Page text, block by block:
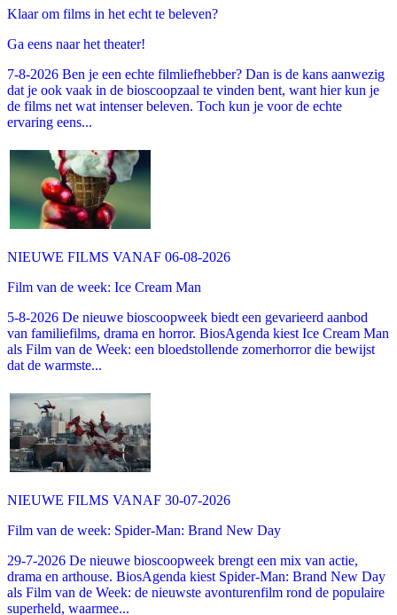
Klaar om films in het echt te beleven?
Ga eens naar het theater!
7-8-2026 Ben je een echte filmliefhebber? Dan is de kans aanwezig
dat je ook vaak in de bioscoopzaal te vinden bent, want hier kun je
de films net wat intenser beleven. Toch kun je voor de echte
ervaring eens...
NIEUWE FILMS VANAF 06-08-2026
Film van de week: Ice Cream Man
5-8-2026 De nieuwe bioscoopweek biedt een gevarieerd aanbod
van familiefilms, drama en horror. BiosAgenda kiest Ice Cream Man
als Film van de Week: een bloedstollende zomerhorror die bewijst
dat de warmste...
NIEUWE FILMS VANAF 30-07-2026
Film van de week: Spider-Man: Brand New Day
29-7-2026 De nieuwe bioscoopweek brengt een mix van actie,
drama en arthouse. BiosAgenda kiest Spider-Man: Brand New Day
als Film van de Week: de nieuwste avonturenfilm rond de populaire
superheld, waarmee...